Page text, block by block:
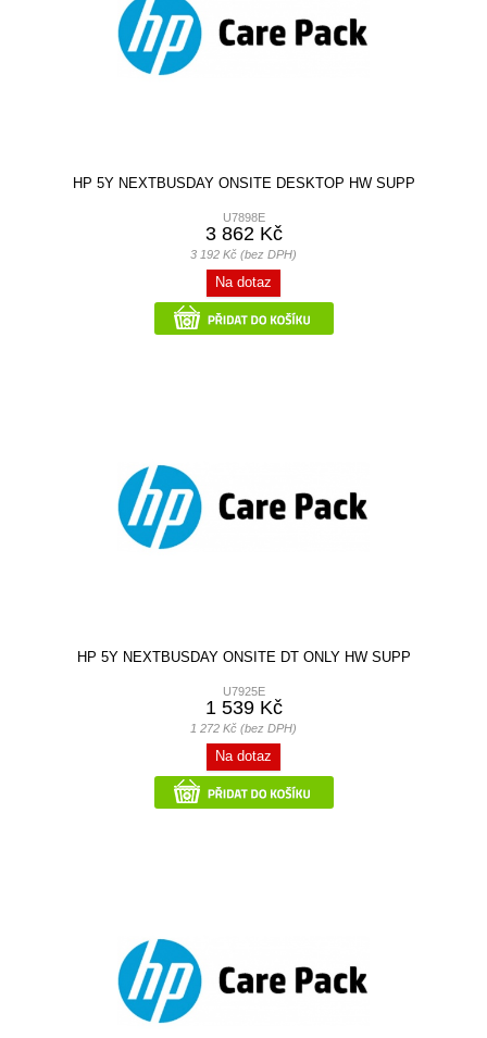
HP 5Y NEXTBUSDAY ONSITE DESKTOP HW SUPP
U7898E
3 862 Kč
3 192 Kč (bez DPH)
Na dotaz
HP 5Y NEXTBUSDAY ONSITE DT ONLY HW SUPP
U7925E
1 539 Kč
1 272 Kč (bez DPH)
Na dotaz